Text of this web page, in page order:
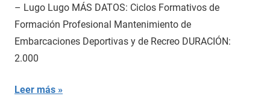
– Lugo Lugo MÁS DATOS: Ciclos Formativos de
Formación Profesional Mantenimiento de
Embarcaciones Deportivas y de Recreo DURACIÓN:
2.000
Leer más